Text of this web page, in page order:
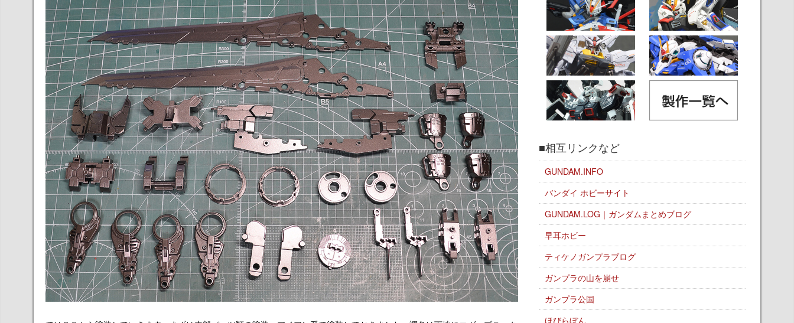
■相互リンクなど
GUNDAM.INFO
バンダイ ホビーサイト
GUNDAM.LOG｜ガンダムまとめブログ
早耳ホビー
ティケノガンプラブログ
ガンプラの山を崩せ
ガンプラ公国
ほびらぼん